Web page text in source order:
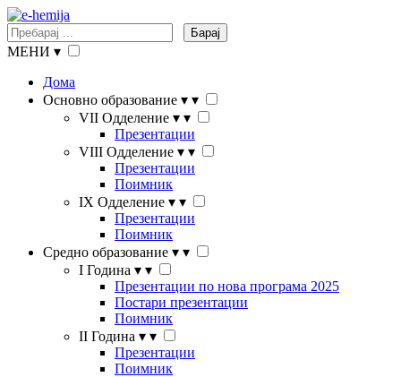
Барај
МЕНИ ▾
Дома
Основно образование ▾ ▾
VII Одделение ▾ ▾
Презентации
VIII Одделение ▾ ▾
Презентации
Поимник
IX Одделение ▾ ▾
Презентации
Поимник
Средно образование ▾ ▾
I Година ▾ ▾
Презентации по нова програма 2025
Постари презентации
Поимник
II Година ▾ ▾
Презентации
Поимник